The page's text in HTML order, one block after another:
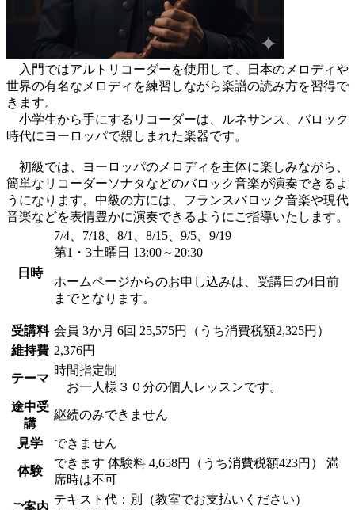
入門ではアルトリコーダーを使用して、日本のメロディや
世界の有名なメロディを練習しながら楽譜の読み方を習得で
きます。
小学生から手にするリコーダーは、ルネサンス、バロック
時代にヨーロッパで親しまれた楽器です。
初級では、ヨーロッパのメロディを主体に楽しみながら、
簡単なリコーダーソナタなどのバロック音楽が演奏できるよ
うになります。中級の方には、フランスバロック音楽や現代
音楽などを表情豊かに演奏できるようにご指導いたします。
日時
7/4、7/18、8/1、8/15、9/5、9/19
第1・3土曜日 13:00～20:30
ホームページからのお申し込みは、受講日の4日前
までとなります。
受講料 会員 3か月 6回 25,575円（うち消費税額2,325円）
維持費 2,376円
テーマ
時間指定制
お一人様３０分の個人レッスンです。
途中受
講
継続のみできません
見学 できません
体験
できます 体験料 4,658円（うち消費税額423円） 満
席時は不可
ご案内
テキスト代：別（教室でお支払いください）